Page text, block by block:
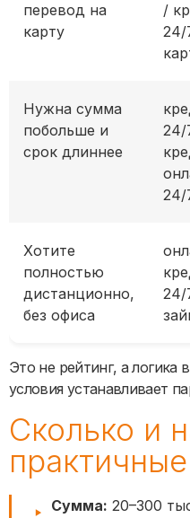
перевод на
карту
/
24/
Нужна сумма
побольше и
срок длиннее
24/
24/
Хотите
полностью
дистанционно,
без офиса
24/
Это не рейтинг, а логика
условия устанавливает
Сколько и
Сумма: 20–300